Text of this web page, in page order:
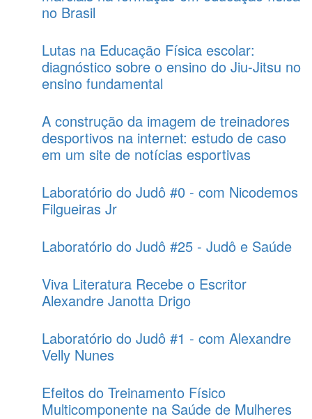
no Brasil
Lutas na Educação Física escolar:
diagnóstico sobre o ensino do Jiu-Jitsu no
ensino fundamental
A construção da imagem de treinadores
desportivos na internet: estudo de caso
em um site de notícias esportivas
Laboratório do Judô #0 - com Nicodemos
Filgueiras Jr
Laboratório do Judô #25 - Judô e Saúde
Viva Literatura Recebe o Escritor
Alexandre Janotta Drigo
Laboratório do Judô #1 - com Alexandre
Velly Nunes
Efeitos do Treinamento Físico
Multicomponente na Saúde de Mulheres